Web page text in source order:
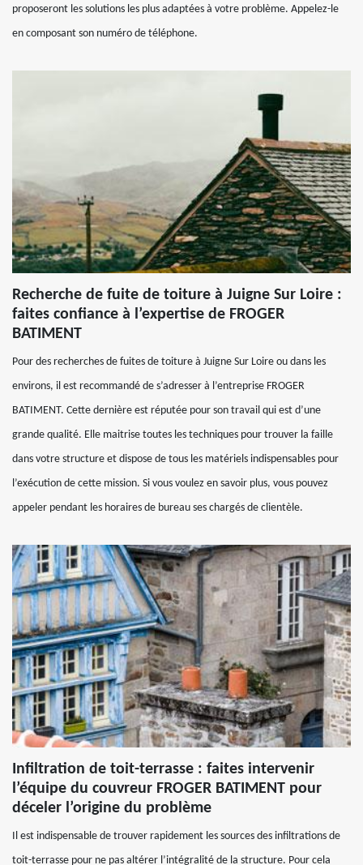
proposeront les solutions les plus adaptées à votre problème. Appelez-le
en composant son numéro de téléphone.
Recherche de fuite de toiture à Juigne Sur Loire :
faites confiance à l’expertise de FROGER
BATIMENT
Pour des recherches de fuites de toiture à Juigne Sur Loire ou dans les
environs, il est recommandé de s’adresser à l’entreprise FROGER
BATIMENT. Cette dernière est réputée pour son travail qui est d’une
grande qualité. Elle maitrise toutes les techniques pour trouver la faille
dans votre structure et dispose de tous les matériels indispensables pour
l’exécution de cette mission. Si vous voulez en savoir plus, vous pouvez
appeler pendant les horaires de bureau ses chargés de clientèle.
Infiltration de toit-terrasse : faites intervenir
l’équipe du couvreur FROGER BATIMENT pour
déceler l’origine du problème
Il est indispensable de trouver rapidement les sources des infiltrations de
toit-terrasse pour ne pas altérer l’intégralité de la structure. Pour cela